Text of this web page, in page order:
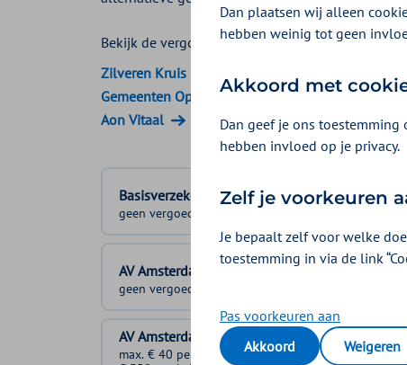
Bekijk de vergoedingen van:
Zilveren Kruis
Gemeenten Optimaal
Aon Vitaal
Basisverzekering
geen vergoeding
AV Amsterdam 1
geen vergoeding
AV Amsterdam 2
max. € 40 per dag tot
Dan plaatsen wij alleen
hebben weinig tot geen
Akkoord met
Dan geef je ons
hebben invloed op je privacy.
Zelf je voorkeuren
Je bepaalt zelf voor welke
toestemming in via de link
Pas voorkeuren aan
Akkoord
Weigeren